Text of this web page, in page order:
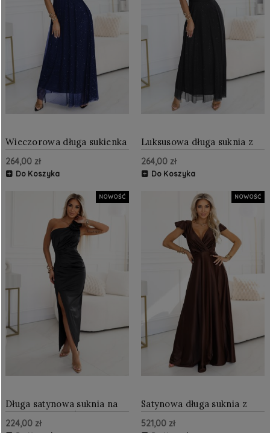
Wieczorowa długa sukienka
z brokatowym akcentem i
głębokim dekoltem
Granatowa
264,00 zł
Do Koszyka
Luksusowa długa suknia z
brokatowym akcentem i
szykownym krojem Czarna
264,00 zł
Do Koszyka
Długa satynowa suknia na
jedno ramię z różami
Czarna
224,00 zł
NOWOŚĆ
Satynowa długa suknia z
dekoltem - czekoladowa
521,00 zł
NOWOŚĆ